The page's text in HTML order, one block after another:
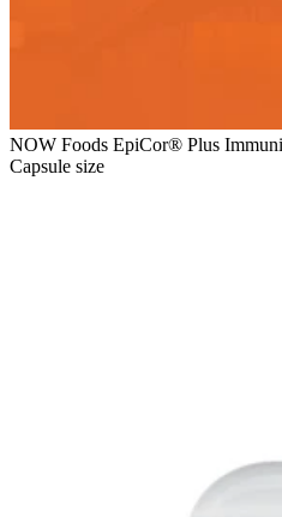
NOW Foods EpiCor® Plus
Capsule size